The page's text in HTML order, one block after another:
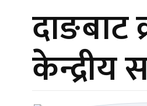
दाङबाट
केन्द्रीय